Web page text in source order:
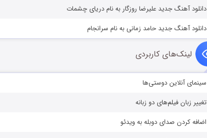
دانلود آهنگ جدید علیرضا روزگار به نام دریای چشمات
دانلود آهنگ جدید حامد زمانی به نام سرانجام
لینک‌های کاربردی
سینمای آنلاین دوستی‌ها
تغییر زبان فیلم‌های دو زبانه
اضافه کردن صدای دوبله به ویدئو